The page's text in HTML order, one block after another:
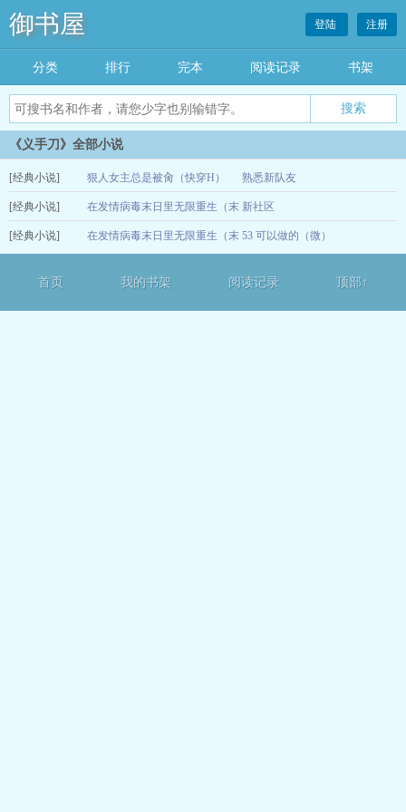
御书屋 登陆 注册
分类 排行 完本 阅读记录 书架
《义手刀》全部小说
[经典小说] 狠人女主总是被肏（快穿H） 熟悉新队友
[经典小说] 在发情病毒末日里无限重生（末
世H）
新社区
[经典小说] 在发情病毒末日里无限重生（末 53 可以做的（微）
首页 我的书架 阅读记录 顶部↑